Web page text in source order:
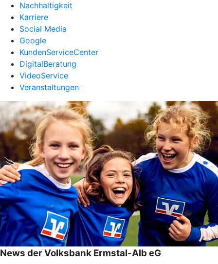
Nachhaltigkeit
Karriere
Social Media
Google
KundenServiceCenter
DigitalBeratung
VideoService
Veranstaltungen
News der Volksbank Ermstal-Alb eG